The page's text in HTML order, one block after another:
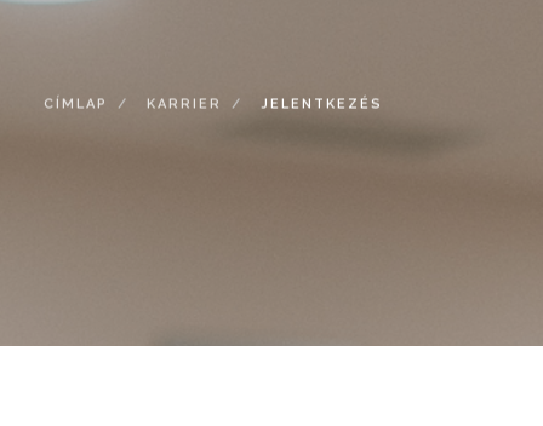
CÍMLAP KARRIER JELENTKEZÉS